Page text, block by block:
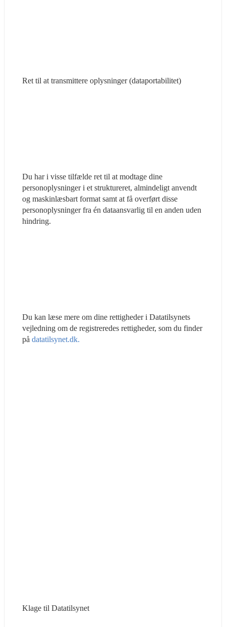
Ret til at transmittere oplysninger (dataportabilitet)
Du har i visse tilfælde ret til at modtage dine
personoplysninger i et struktureret, almindeligt anvendt
og maskinlæsbart format samt at få overført disse
personoplysninger fra én dataansvarlig til en anden uden
hindring.
Du kan læse mere om dine rettigheder i Datatilsynets
vejledning om de registreredes rettigheder, som du finder
på datatilsynet.dk.
Klage til Datatilsynet